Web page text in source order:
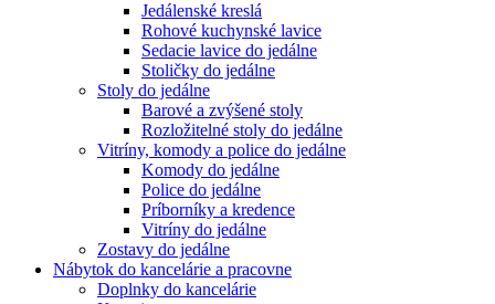
Jedálenské kreslá
Rohové kuchynské lavice
Sedacie lavice do jedálne
Stoličky do jedálne
Stoly do jedálne
Barové a zvýšené stoly
Rozložitelné stoly do jedálne
Vitríny, komody a police do jedálne
Komody do jedálne
Police do jedálne
Príborníky a kredence
Vitríny do jedálne
Zostavy do jedálne
Nábytok do kancelárie a pracovne
Doplnky do kancelárie